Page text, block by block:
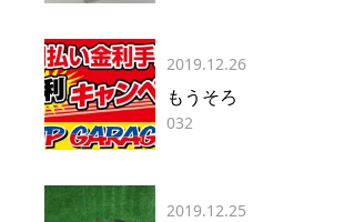
2019.12.26
もうそろ
032
2019.12.25